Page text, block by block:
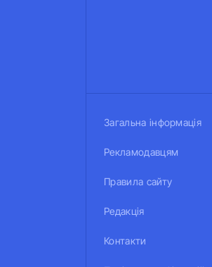
Загальна інформація
Рекламодавцям
Правила сайту
Редакція
Контакти